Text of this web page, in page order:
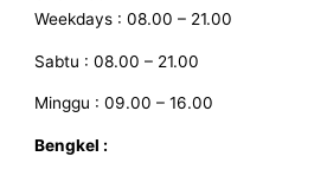
Weekdays : 08.00 – 21.00
Sabtu : 08.00 – 21.00
Minggu : 09.00 – 16.00
Bengkel :